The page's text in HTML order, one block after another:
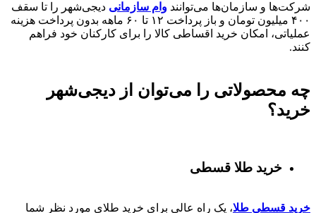
شرکت‌ها و سازمان‌ها می‌توانند وام سازمانی دیجی‌شهر را تا سقف
۴۰۰ میلیون تومان و باز پرداخت ۱۲ تا ۶۰
ماهه بدون پرداخت هزینه
عملیاتی، امکان خرید اقساطی کالا را برای کارکنان خود فراهم
کنند.
چه محصولاتی را می‌توان از دیجی‌شهر
خرید؟
خرید طلا قسطی
خرید قسطی طلا، یک راه عالی برای خرید طلای مورد نظر شما